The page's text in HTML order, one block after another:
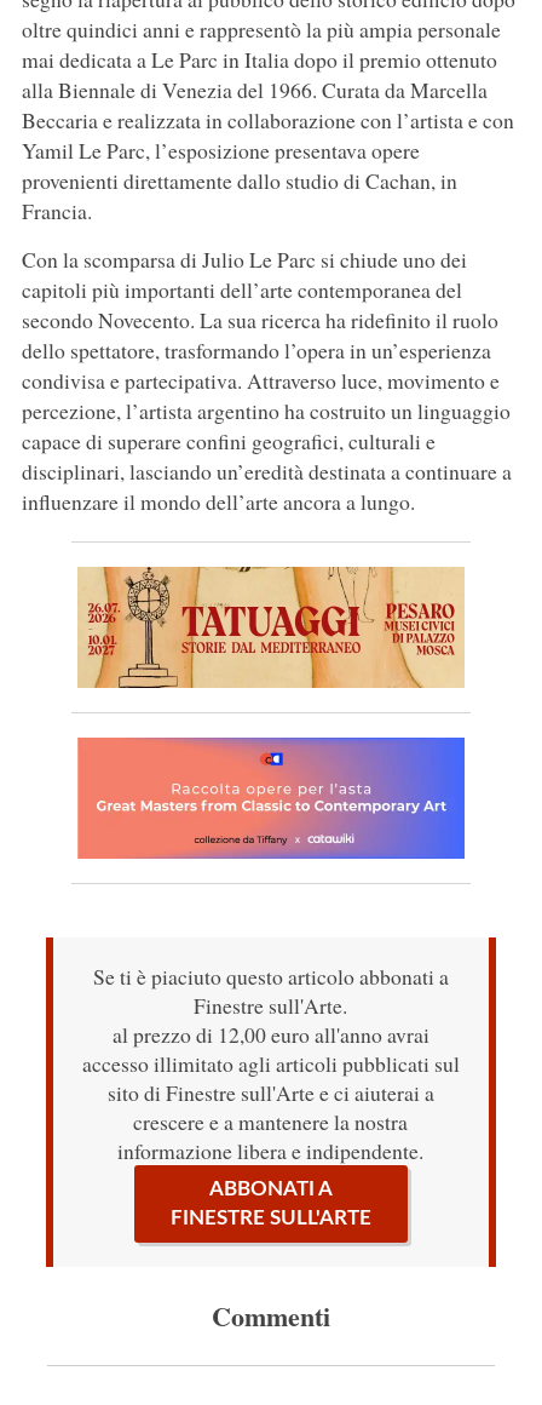
oltre quindici anni e rappresentò la più ampia personale
mai dedicata a Le Parc in Italia dopo il premio ottenuto
alla Biennale di Venezia del 1966. Curata da Marcella
Beccaria e realizzata in collaborazione con l’artista e con
Yamil Le Parc, l’esposizione presentava opere
provenienti direttamente dallo studio di Cachan, in
Francia.
Con la scomparsa di Julio Le Parc si chiude uno dei
capitoli più importanti dell’arte contemporanea del
secondo Novecento. La sua ricerca ha ridefinito il ruolo
dello spettatore, trasformando l’opera in un’esperienza
condivisa e partecipativa. Attraverso luce, movimento e
percezione, l’artista argentino ha costruito un linguaggio
capace di superare confini geografici, culturali e
disciplinari, lasciando un’eredità destinata a continuare a
influenzare il mondo dell’arte ancora a lungo.
Se ti è piaciuto questo articolo abbonati a
Finestre sull'Arte.
al prezzo di 12,00 euro all'anno avrai
accesso illimitato agli articoli pubblicati sul
sito di Finestre sull'Arte e ci aiuterai a
crescere e a mantenere la nostra
informazione libera e indipendente.
ABBONATI A
FINESTRE SULL'ARTE
Commenti